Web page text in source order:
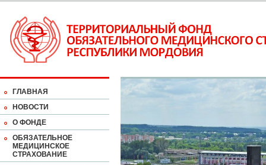
ГЛАВНАЯ
НОВОСТИ
О ФОНДЕ
ОБЯЗАТЕЛЬНОЕ
МЕДИЦИНСКОЕ
СТРАХОВАНИЕ